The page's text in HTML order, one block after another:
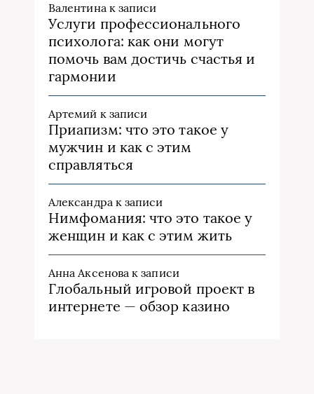
Валентинак записи
Услуги профессионального
психолога: как они могут
помочь вам достичь счастья и
гармонии
Артемий к записи
Приапизм: что это такое у
мужчин и как с этим
справляться
Александрак записи
Нимфомания: что это такое у
женщин и как с этим жить
Анна Аксенова к записи
Глобальный игровой проект в
интернете — обзор казино